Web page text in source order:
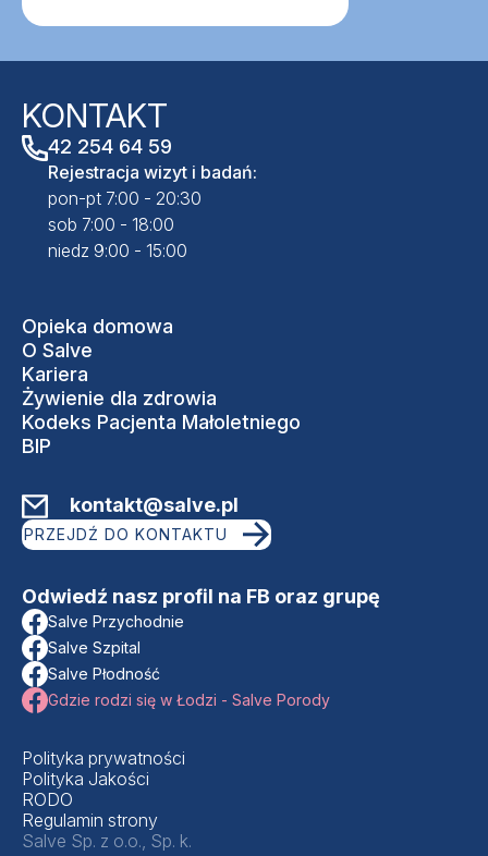
KONTAKT
42 254 64 59
Rejestracja wizyt i badań:
pon-pt 7:00 - 20:30
sob 7:00 - 18:00
niedz 9:00 - 15:00
Opieka domowa
O Salve
Kariera
Żywienie dla zdrowia
Kodeks Pacjenta Małoletniego
BIP
kontakt@salve.pl
PRZEJDŹ DO KONTAKTU
Odwiedź nasz profil na FB oraz grupę
Salve Przychodnie
Salve Szpital
Salve Płodność
Gdzie rodzi się w Łodzi - Salve Porody
Polityka prywatności
Polityka Jakości
RODO
Regulamin strony
Salve Sp. z o.o., Sp. k.